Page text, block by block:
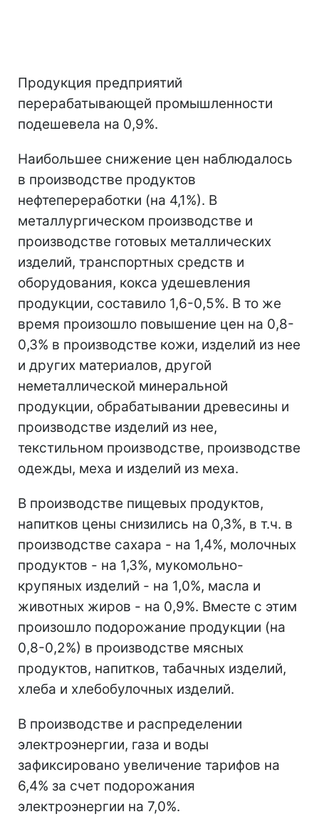
Продукция предприятий
перерабатывающей промышленности
подешевела на 0,9%.
Наибольшее снижение цен наблюдалось
в производстве продуктов
нефтепереработки (на 4,1%). В
металлургическом производстве и
производстве готовых металлических
изделий, транспортных средств и
оборудования, кокса удешевления
продукции, составило 1,6-0,5%. В то же
время произошло повышение цен на 0,8-
0,3% в производстве кожи, изделий из нее
и других материалов, другой
неметаллической минеральной
продукции, обрабатывании древесины и
производстве изделий из нее,
текстильном производстве, производстве
одежды, меха и изделий из меха.
В производстве пищевых продуктов,
напитков цены снизились на 0,3%, в т.ч. в
производстве сахара - на 1,4%, молочных
продуктов - на 1,3%, мукомольно-
крупяных изделий - на 1,0%, масла и
животных жиров - на 0,9%. Вместе с этим
произошло подорожание продукции (на
0,8-0,2%) в производстве мясных
продуктов, напитков, табачных изделий,
хлеба и хлебобулочных изделий.
В производстве и распределении
электроэнергии, газа и воды
зафиксировано увеличение тарифов на
6,4% за счет подорожания
электроэнергии на 7,0%.